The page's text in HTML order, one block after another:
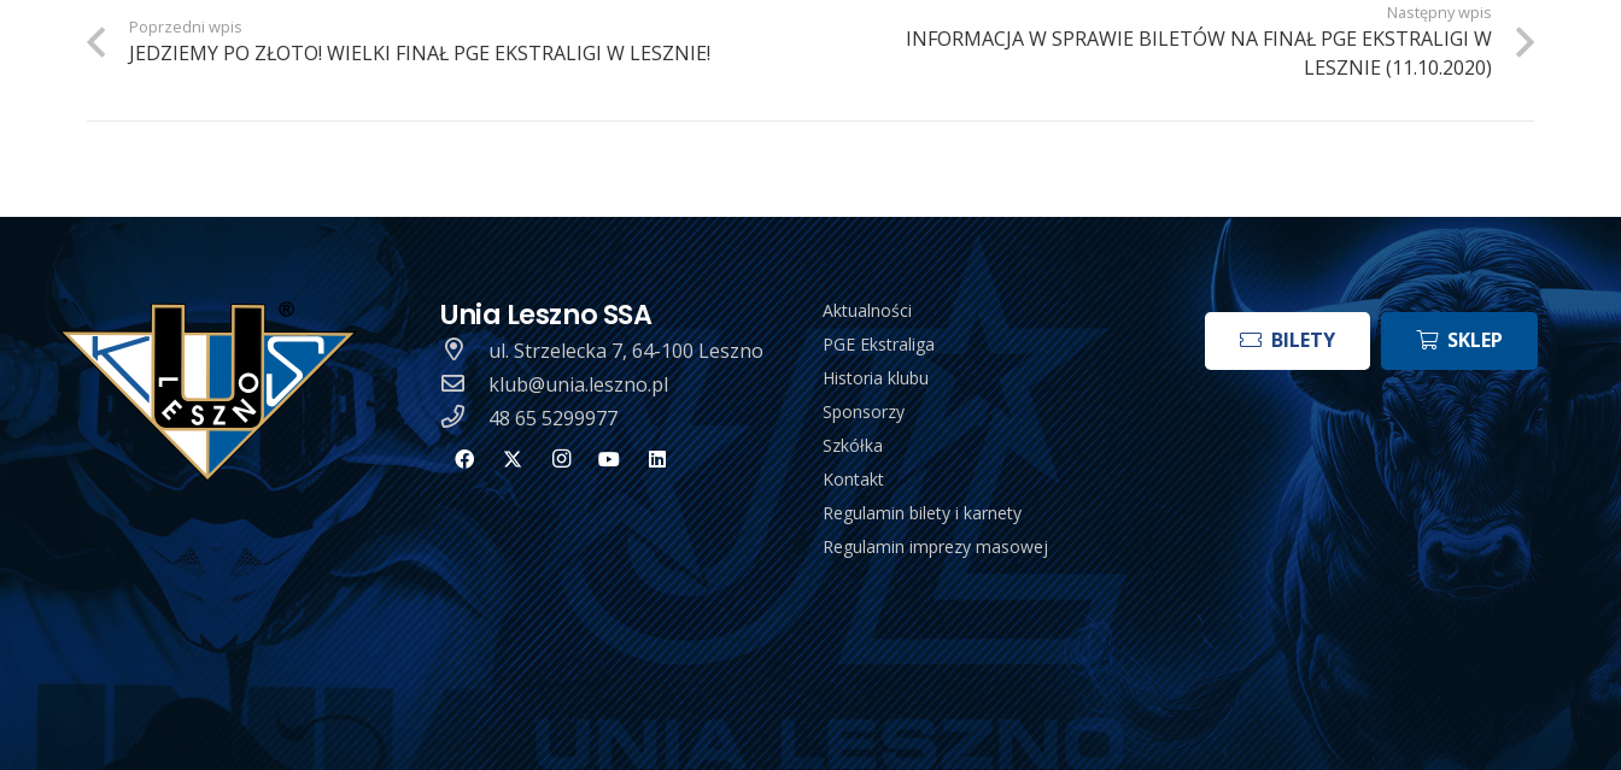
Poprzedni wpis
JEDZIEMY PO ZŁOTO! WIELKI FINAŁ PGE EKSTRALIGI W LESZNIE!
Następny wpis
INFORMACJA W SPRAWIE BILETÓW NA FINAŁ PGE EKSTRALIGI W
LESZNIE (11.10.2020)
Unia Leszno SSA
ul. Strzelecka 7, 64-100 Leszno
klub@unia.leszno.pl
48 65 5299977
Aktualności
PGE Ekstraliga
Historia klubu
Sponsorzy
Szkółka
Kontakt
Regulamin bilety i karnety
Regulamin imprezy masowej
BILETY SKLEP